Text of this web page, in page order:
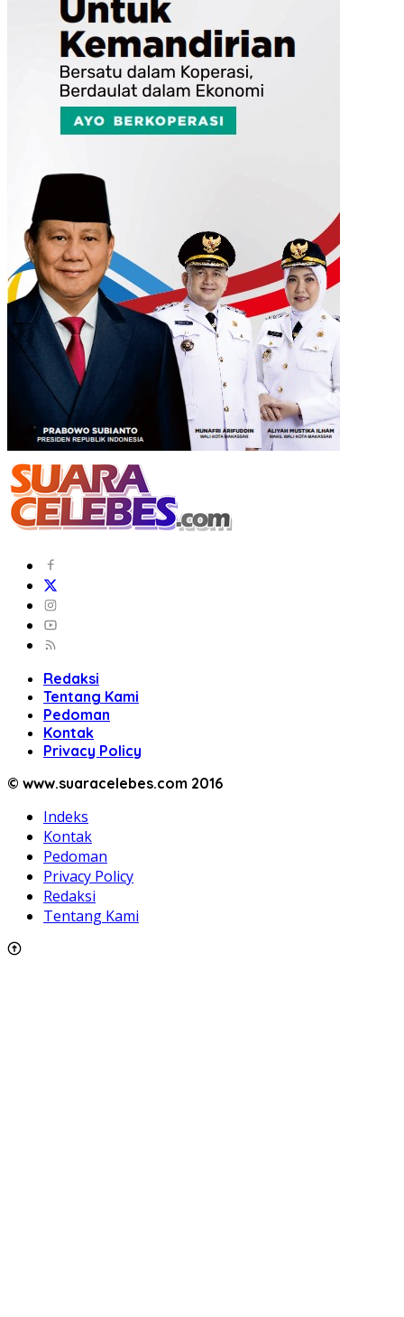
Redaksi
Tentang Kami
Pedoman
Kontak
Privacy Policy
© www.suaracelebes.com 2016
Indeks
Kontak
Pedoman
Privacy Policy
Redaksi
Tentang Kami